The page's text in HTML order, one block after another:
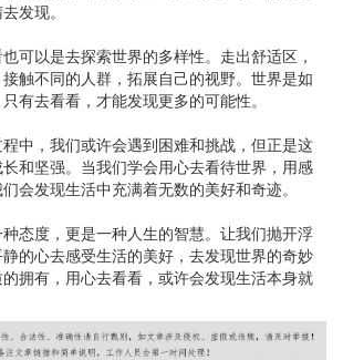
发现。
可以是去探索世界的多样性。走出舒适区，
触不同的人群，拓展自己的视野。世界是如
有去看看，才能发现更多的可能性。
中，我们或许会遇到困难和挑战，但正是这
和坚强。当我们学会用心去看待世界，用感
会发现生活中充满着无数的美好和奇迹。
态度，更是一种人生的智慧。让我们抛开浮
的心去感受生活的美好，去发现世界的奇妙
拥有，用心去看看，或许会发现生活本身就